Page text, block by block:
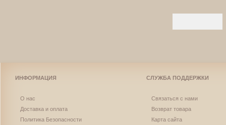
ИНФОРМАЦИЯ
О нас
Доставка и оплата
Политика Безопасности
СЛУЖБА ПОДДЕРЖКИ
Связаться с нами
Возврат товара
Карта сайта